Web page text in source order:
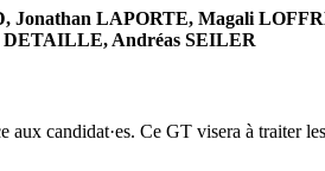
Jonathan LAPORTE, Magali
DETAILLE, Andréas SEILER
candidat·es. Ce GT visera à traiter